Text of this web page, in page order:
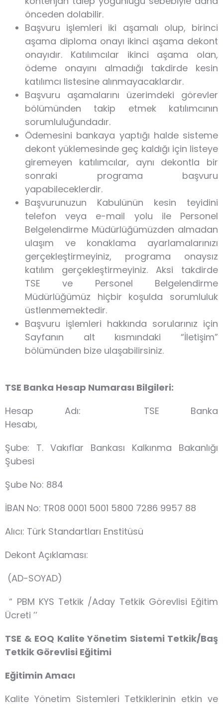
önceden dolabilir.
Başvuru işlemleri iki aşamalı olup, birinci
aşama diploma onayı ikinci aşama dekont
onayıdır. Katılımcılar ikinci aşama olan,
ödeme onayını almadığı takdirde kesin
katılımcı listesine alınmayacaklardır.
Başvuru aşamalarını üzerimdeki görevler
bölümünden takip etmek katılımcının
sorumluluğundadır.
Ödemesini bankaya yaptığı halde sisteme
dekont yüklemesinde geç kaldığı için listeye
giremeyen katılımcılar, aynı dekontla bir
sonraki programa başvuru
yapabileceklerdir.
Başvurunuzun Kabulünün kesin teyidini
telefon veya e-mail yolu ile Personel
Belgelendirme Müdürlüğümüzden almadan
ulaşım ve konaklama ayarlamalarınızı
gerçekleştirmeyiniz, programa onaysız
katılım gerçekleştirmeyiniz. Aksi takdirde
TSE ve Personel Belgelendirme
Müdürlüğümüz hiçbir koşulda sorumluluk
üstlenmemektedir.
Başvuru işlemleri hakkında sorularınız için
Sayfanın alt kısmındaki “İletişim”
bölümünden bize ulaşabilirsiniz.
TSE Banka Hesap Numarası Bilgileri:
Hesap Adı: TSE Banka
Şube: T. Vakıflar Bankası Kalkınma Bakanlığı
Şubesi
Şube No: 884
İBAN No: TR08 0001 5001 5800 7286 9957 88
Alıcı: Türk Standartları Enstitüsü
Dekont Açıklaması:
(AD-SOYAD)
“ PBM KYS Tetkik /Aday Tetkik Görevlisi Eğitim
Ücreti ’’
TSE & EOQ Kalite Yönetim Sistemi Tetkik/Baş
Tetkik Görevlisi Eğitimi
Eğitimin Amacı
Kalite Yönetim Sistemleri Tetkiklerinin etkin ve